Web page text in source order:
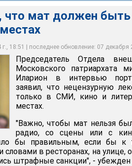
мат должен быть
18:51 | последнее обновление: 07 декабря
бы к тем, кто позволяет себе
на улице, особенно же в присутствии
санкции
Председатель Отдела
Московского патриархата
Иларион в интервью
заявил, что нецензурную
только в СМИ, кино и
местах.
"Важно, чтобы мат нельзя
радио, со сцены или с
бы правильным, если бы к
в ресторанах, на улице,
штрафные санкции", - убежден